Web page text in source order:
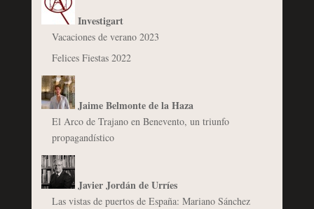
Investigart
Vacaciones de verano 2023
Felices Fiestas 2022
Jaime Belmonte de la Haza
El Arco de Trajano en Benevento, un triunfo
propagandístico
Javier Jordán de Urríes
Las vistas de puertos de España: Mariano Sánchez